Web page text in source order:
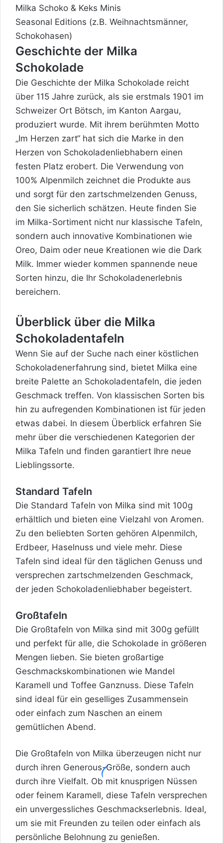
Milka Schoko & Keks Minis
Seasonal Editions (z.B. Weihnachtsmänner,
Schokohasen)
Geschichte der Milka
Schokolade
Die Geschichte der Milka Schokolade reicht
über 115 Jahre zurück, als sie erstmals 1901 im
Schweizer Ort Bötsch, im Kanton Aargau,
produziert wurde. Mit ihrem berühmten Motto
„Im Herzen zart“ hat sich die Marke in den
Herzen von Schokoladenliebhabern einen
festen Platz erobert. Die Verwendung von
100% Alpenmilch zeichnet die Produkte aus
und sorgt für den zartschmelzenden Genuss,
den Sie sicherlich schätzen. Heute finden Sie
im Milka-Sortiment nicht nur klassische Tafeln,
sondern auch innovative Kombinationen wie
Oreo, Daim oder neue Kreationen wie die Dark
Milk. Immer wieder kommen spannende neue
Sorten hinzu, die Ihr Schokoladenerlebnis
bereichern.
Überblick über die Milka
Schokoladentafeln
Wenn Sie auf der Suche nach einer köstlichen
Schokoladenerfahrung sind, bietet Milka eine
breite Palette an Schokoladentafeln, die jeden
Geschmack treffen. Von klassischen Sorten bis
hin zu aufregenden Kombinationen ist für jeden
etwas dabei. In diesem Überblick erfahren Sie
mehr über die verschiedenen Kategorien der
Milka Tafeln und finden garantiert Ihre neue
Lieblingssorte.
Standard Tafeln
Die Standard Tafeln von Milka sind mit 100g
erhältlich und bieten eine Vielzahl von Aromen.
Zu den beliebten Sorten gehören Alpenmilch,
Erdbeer, Haselnuss und viele mehr. Diese
Tafeln sind ideal für den täglichen Genuss und
versprechen zartschmelzenden Geschmack,
der jeden Schokoladenliebhaber begeistert.
Großtafeln
Die Großtafeln von Milka sind mit 300g gefüllt
und perfekt für alle, die Schokolade in größeren
Mengen lieben. Sie bieten großartige
Geschmackskombinationen wie Mandel
Karamell und Toffee Ganznuss. Diese Tafeln
sind ideal für ein geselliges Zusammensein
oder einfach zum Naschen an einem
gemütlichen Abend.
Die Großtafeln von Milka überzeugen nicht nur
durch ihren Generous-Größe, sondern auch
durch ihre Vielfalt. Ob mit knusprigen Nüssen
oder feinem Karamell, diese Tafeln versprechen
ein unvergessliches Geschmackserlebnis. Ideal,
um sie mit Freunden zu teilen oder einfach als
persönliche Belohnung zu genießen.